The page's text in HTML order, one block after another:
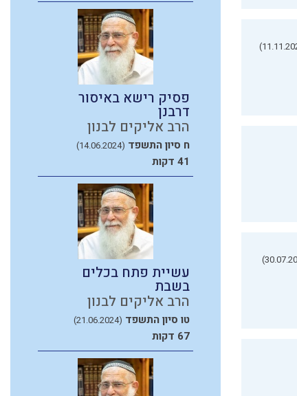
פסיק רישא באיסור
דרבנן
הרב אליקים לבנון
ח סיון התשפד (14.06.2024)
41 דקות
עשיית פתח בכלים
בשבת
הרב אליקים לבנון
טו סיון התשפד (21.06.2024)
67 דקות